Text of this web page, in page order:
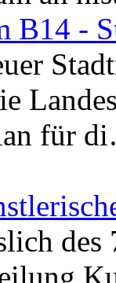
B14 -
für